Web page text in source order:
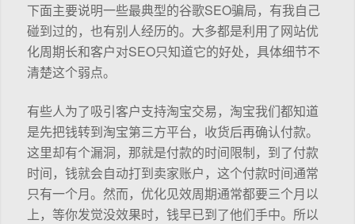
下面主要说明一些最典型的谷歌SEO骗局，有我自己
碰到过的，也有别人经历的。大多都是利用了网站优
化周期长和客户对SEO只知道它的好处，具体细节不
清楚这个弱点。
有些人为了吸引客户支持淘宝交易，淘宝我们都知道
是先把钱转到淘宝第三方平台，收货后再确认付款。
这里却有个漏洞，那就是付款的时间限制，到了付款
时间，钱就会自动打到卖家账户，这个付款时间通常
只有一个月。然而，优化见效周期通常都要三个月以
上，等你发觉没效果时，钱早已到了他们手中。所以